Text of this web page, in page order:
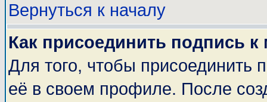
Вернуться к началу
Как присоединить подпись
Для того, чтобы присоединить
её в своем профиле. После